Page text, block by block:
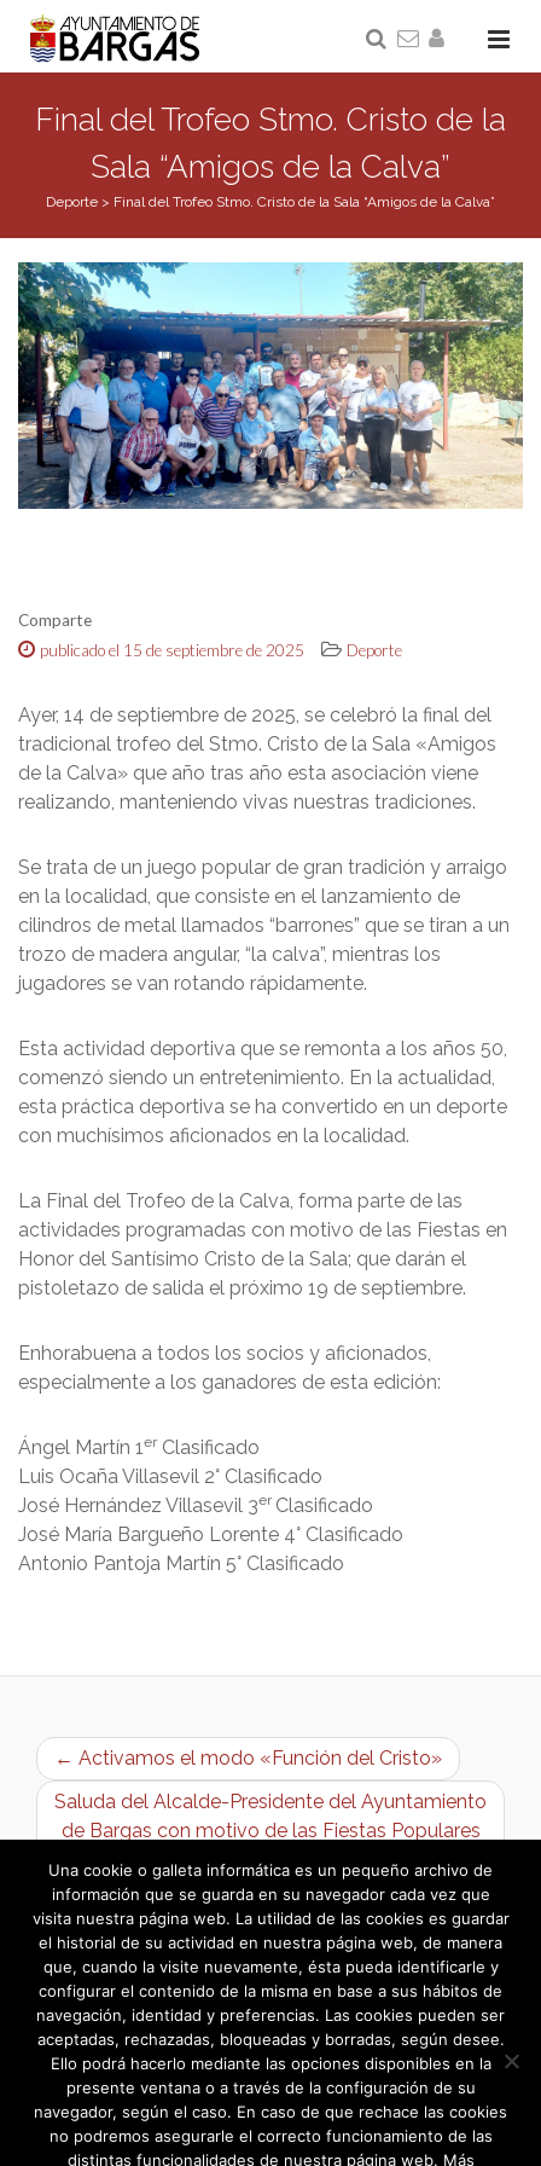
Final del Trofeo Stmo. Cristo de la
Sala “Amigos de la Calva”
Deporte > Final del Trofeo Stmo. Cristo de la Sala “Amigos de la Calva”
Comparte
publicado el 15 de septiembre de 2025
Deporte
Ayer, 14 de septiembre de 2025, se celebró la final del
tradicional trofeo del Stmo. Cristo de la Sala «Amigos
de la Calva» que año tras año esta asociación viene
realizando, manteniendo vivas nuestras tradiciones.
Se trata de un juego popular de gran tradición y arraigo
en la localidad, que consiste en el lanzamiento de
cilindros de metal llamados “barrones” que se tiran a un
trozo de madera angular, “la calva”, mientras los
jugadores se van rotando rápidamente.
Esta actividad deportiva que se remonta a los años 50,
comenzó siendo un entretenimiento. En la actualidad,
esta práctica deportiva se ha convertido en un deporte
con muchísimos aficionados en la localidad.
La Final del Trofeo de la Calva, forma parte de las
actividades programadas con motivo de las Fiestas en
Honor del Santísimo Cristo de la Sala; que darán el
pistoletazo de salida el próximo 19 de septiembre.
Enhorabuena a todos los socios y aficionados,
especialmente a los ganadores de esta edición:
Ángel Martín 1erClasificado
Luis Ocaña Villasevil 2° Clasificado
José Hernández Villasevil 3er Clasificado
José María Bargueño Lorente 4° Clasificado
Antonio Pantoja Martín 5° Clasificado
← Activamos el modo «Función del Cristo»
Saluda del Alcalde-Presidente del Ayuntamiento
de Bargas con motivo de las Fiestas Populares
en Honor del Santísimo Cristo de la Sala 2025 →
Utilizamos cookies para ofrecerte la mejor experiencia en
nuestra web.
Una cookie o galleta informática es un pequeño archivo de
información que se guarda en su navegador cada vez que
visita nuestra página web. La utilidad de las cookies es guardar
el historial de su actividad en nuestra página web, de manera
que, cuando la visite nuevamente, ésta pueda identificarle y
configurar el contenido de la misma en base a sus hábitos de
navegación, identidad y preferencias. Las cookies pueden ser
aceptadas, rechazadas, bloqueadas y borradas, según desee.
Ello podrá hacerlo mediante las opciones disponibles en la
presente ventana o a través de la configuración de su
navegador, según el caso. En caso de que rechace las cookies
no podremos asegurarle el correcto funcionamiento de las
distintas funcionalidades de nuestra página web. Más